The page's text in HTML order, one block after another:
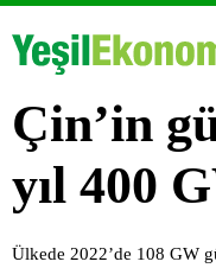
Çin’in
yıl 400
Ülkede 2022’de 108 GW